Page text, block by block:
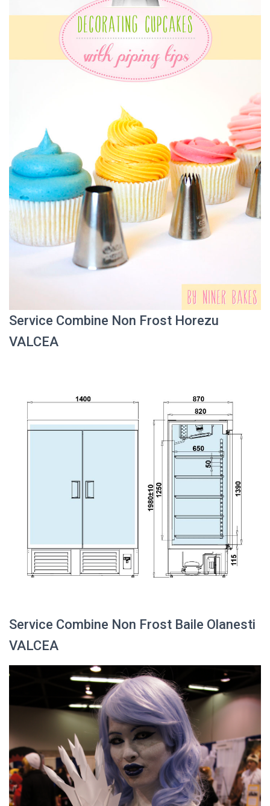
Service Combine Non Frost Horezu
VALCEA
Service Combine Non Frost Baile Olanesti
VALCEA